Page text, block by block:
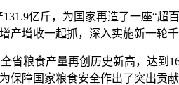
亿斤，为国家再造了一座“超
增收一起抓，深入实施新一轮
粮食产量再创历史新高，达到
保障国家粮食安全作出了突出贡献